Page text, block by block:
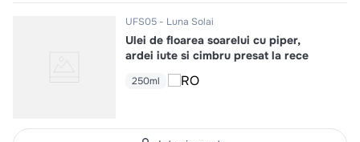
UFS05 Luna Solai
Ulei de floarea soarelui cu piper,
ardei iute si cimbru presat la rece
250ml